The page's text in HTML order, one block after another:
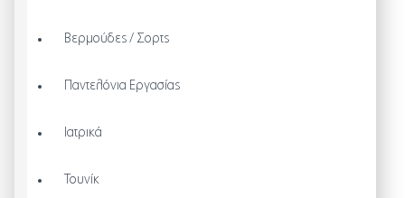
Βερμούδες / Σορτς
Παντελόνια Εργασίας
Ιατρικά
Τουνίκ